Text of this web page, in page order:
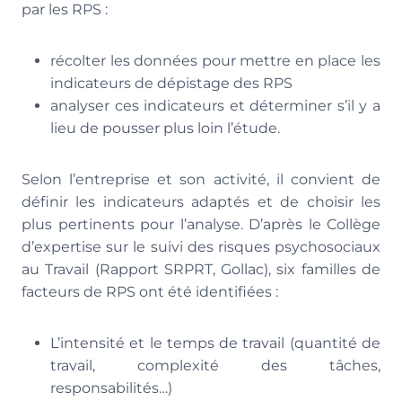
par les RPS :
récolter les données pour mettre en place les
indicateurs de dépistage des RPS
analyser ces indicateurs et déterminer s’il y a
lieu de pousser plus loin l’étude.
Selon l’entreprise et son activité, il convient de
définir les indicateurs adaptés et de choisir les
plus pertinents pour l’analyse. D’après le Collège
d’expertise sur le suivi des risques psychosociaux
au Travail (Rapport SRPRT, Gollac), six familles de
facteurs de RPS ont été identifiées :
L’intensité et le temps de travail (quantité de
travail, complexité des tâches,
responsabilités…)